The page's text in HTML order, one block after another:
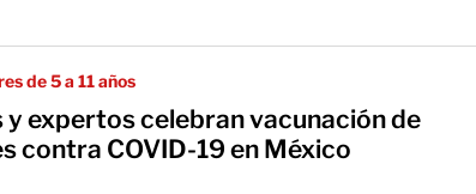
de 5 a 11 años
y expertos celebran vacunación de
contra COVID-19 en México